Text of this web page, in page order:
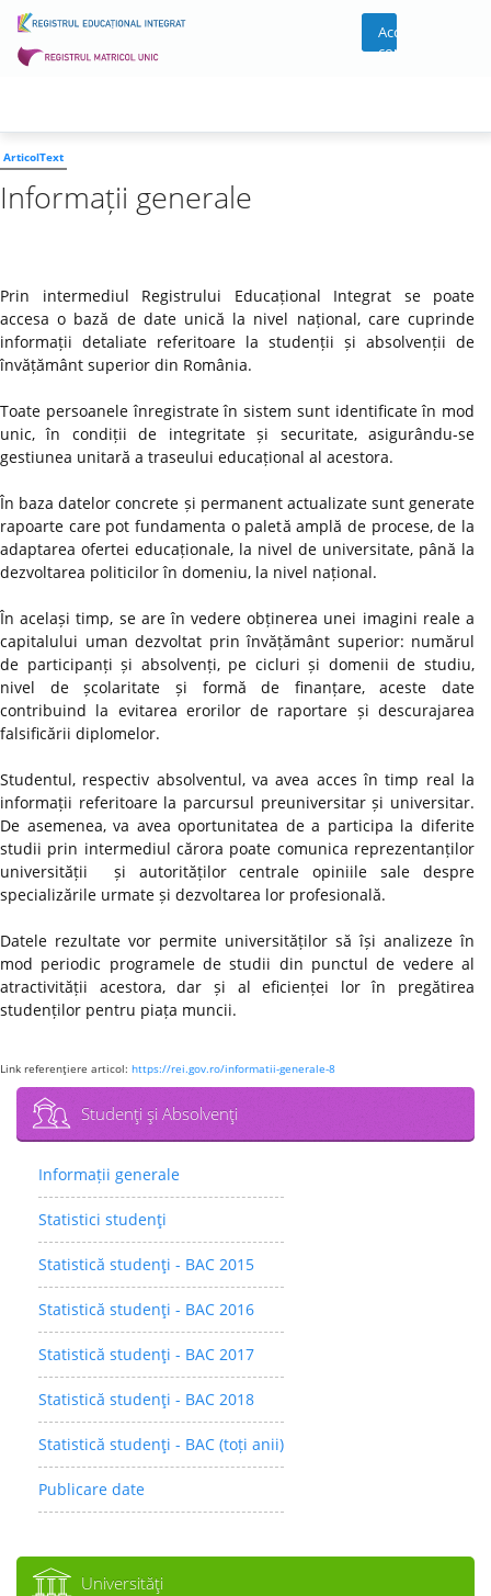
Acces
cont
ArticolText
Informații generale
Prin intermediul Registrului Educațional Integrat se poate
accesa o bază de date unică la nivel național, care cuprinde
informații detaliate referitoare la studenții și absolvenții de
învățământ superior din România.
Toate persoanele înregistrate în sistem sunt identificate în mod
unic, în condiții de integritate și securitate, asigurându-se
gestiunea unitară a traseului educațional al acestora.
În baza datelor concrete și permanent actualizate sunt generate
rapoarte care pot fundamenta o paletă amplă de procese, de la
adaptarea ofertei educaționale, la nivel de universitate, până la
dezvoltarea politicilor în domeniu, la nivel național.
În același timp, se are în vedere obținerea unei imagini reale a
capitalului uman dezvoltat prin învățământ superior: numărul
de participanți și absolvenți, pe cicluri și domenii de studiu,
nivel de școlaritate și formă de finanțare, aceste date
contribuind la evitarea erorilor de raportare și descurajarea
falsificării diplomelor.
Studentul, respectiv absolventul, va avea acces în timp real la
informații referitoare la parcursul preuniversitar și universitar.
De asemenea, va avea oportunitatea de a participa la diferite
studii prin intermediul cărora poate comunica reprezentanților
universității și autorităților centrale opiniile sale despre
specializările urmate și dezvoltarea lor profesională.
Datele rezultate vor permite universităților să își analizeze în
mod periodic programele de studii din punctul de vedere al
atractivității acestora, dar și al eficienței lor în pregătirea
studenților pentru piața muncii.
Link referenţiere articol: https://rei.gov.ro/informatii-generale-8
Studenţi şi Absolvenţi
Informații generale
Statistici studenţi
Statistică studenţi - BAC 2015
Statistică studenţi - BAC 2016
Statistică studenţi - BAC 2017
Statistică studenţi - BAC 2018
Statistică studenţi - BAC (toți anii)
Publicare date
Universităţi